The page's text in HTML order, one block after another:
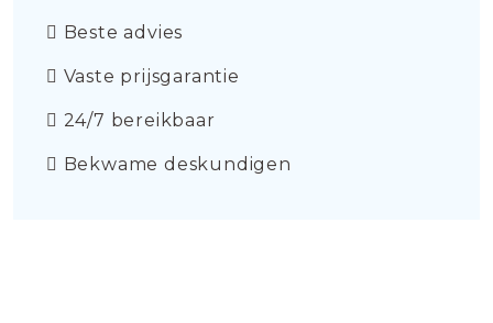
Beste advies
Vaste prijsgarantie
24/7 bereikbaar
Bekwame deskundigen